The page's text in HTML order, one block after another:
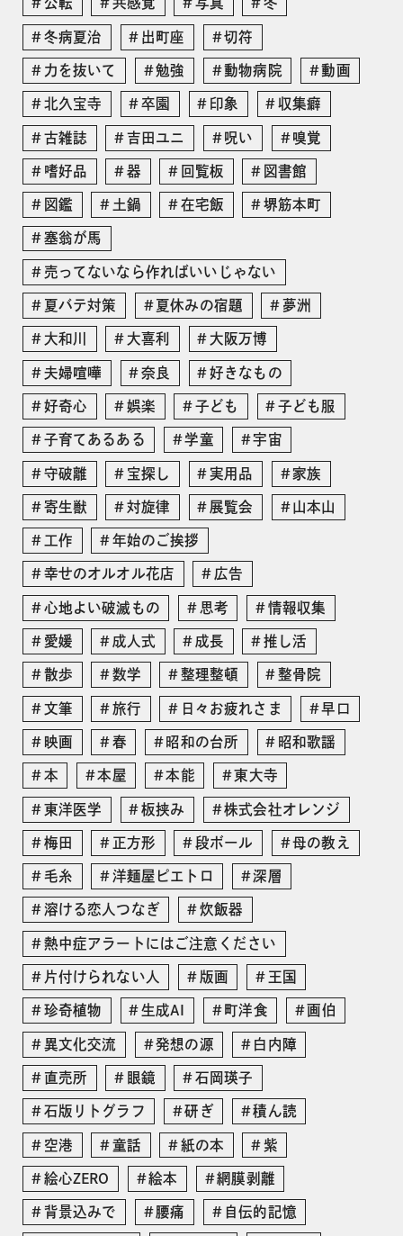
公転 共感覚 写真 冬
冬病夏治 出町座 切符
力を抜いて 勉強 動物病院 動画
北久宝寺 卒園 印象 収集癖
古雑誌 吉田ユニ 呪い 嗅覚
嗜好品 器 回覧板 図書館
図鑑 土鍋 在宅飯 堺筋本町
塞翁が馬
売ってないなら作ればいいじゃない
夏バテ対策 夏休みの宿題 夢洲
大和川 大喜利 大阪万博
夫婦喧嘩 奈良 好きなもの
好奇心 娯楽 子ども 子ども服
子育てあるある 学童 宇宙
守破離 宝探し 実用品 家族
寄生獣 対旋律 展覧会 山本山
工作 年始のご挨拶
幸せのオルオル花店 広告
心地よい破滅もの 思考 情報収集
愛媛 成人式 成長 推し活
散歩 数学 整理整頓 整骨院
文筆 旅行 日々お疲れさま 早口
映画 春 昭和の台所 昭和歌謡
本 本屋 本能 東大寺
東洋医学 板挟み 株式会社オレンジ
梅田 正方形 段ボール 母の教え
毛糸 洋麺屋ピエトロ 深層
溶ける恋人つなぎ 炊飯器
熱中症アラートにはご注意ください
片付けられない人 版画 王国
珍奇植物 生成AI 町洋食 画伯
異文化交流 発想の源 白内障
直売所 眼鏡 石岡瑛子
石版リトグラフ 研ぎ 積ん読
空港 童話 紙の本 紫
絵心ZERO 絵本 網膜剥離
背景込みで 腰痛 自伝的記憶